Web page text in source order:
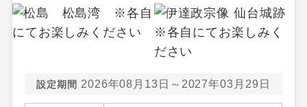
設定期間 2026年08月13日～2027年03月29日